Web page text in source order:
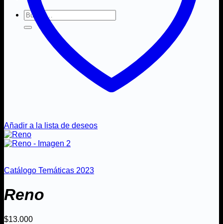
Buscar
por:
Añadir a la lista de deseos
Catálogo Temáticas 2023
Reno
$13.000